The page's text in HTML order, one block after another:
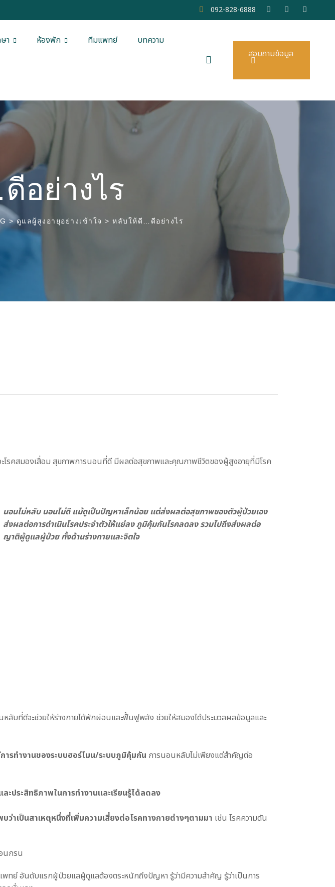
092-828-6888
า ห้องพัก ทีมแพทย์ บทความ
สอบถามข้อมูล
อย่างไร
>ดูแลผู้สูงอายุอย่างเข้าใจ > หลับให้ดี…ดีอย่างไร
รคสมองเสื่อม สุขภาพการนอนที่ดี มีผลต่อสุขภาพและคุณภาพชีวิตของผู้สูงอายุที่มีโรค
นอนไม่หลับ นอนไม่ดี แม้ดูเป็นปัญหาเล็กน้อย เเต่ส่งผลต่อสุขภาพของตัวผู้ป่วยเอง
ส่งผลต่อการดำเนินโรคประจำตัวให้แย่ลง ภูมิคุ้มกันโรคลดลง รวมไปถึงส่งผลต่อ
ญาติผู้ดูแลผู้ป่วย ทั้งด้านร่างกายและจิตใจ
บที่ดีจะช่วยให้ร่างกายได้พักผ่อนและฟื้นฟูพลัง ช่วยให้สมองได้ประมวลผลข้อมูลและ
ารทำงานของระบบฮอร์โมน/ระบบภูมิคุ้มกัน การนอนหลับไม่เพียงแต่สำคัญต่อ
ระสิทธิภาพในการทำงานและเรียนรู้ได้ลดลง
บว่าเป็นสาเหตุหนึ่งที่เพิ่มความเสี่ยงต่อโรคทางกายต่างๆตามมา เช่น โรคความดัน
พทย์ อันดับแรกผู้ป่วยแลผู้ดูแลต้องตระหนักถึงปัญหา รู้ว่ามีความสำคัญ รู้ว่าเป็นการ